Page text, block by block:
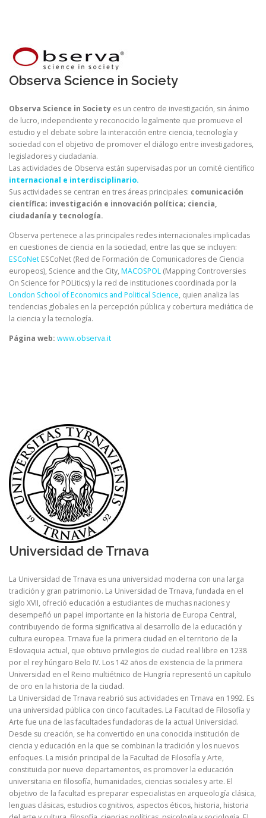
Observa Science in Society
Observa Science in Society es un centro de investigación, sin ánimo
de lucro, independiente y reconocido legalmente que promueve el
estudio y el debate sobre la interacción entre ciencia, tecnología y
sociedad con el objetivo de promover el diálogo entre investigadores,
legisladores y ciudadanía.
Las actividades de Observa están supervisadas por un comité científico
internacional e interdisciplinario.
Sus actividades se centran en tres áreas principales: comunicación
científica; investigación e innovación política; ciencia,
ciudadanía y tecnología.
Observa pertenece a las principales redes internacionales implicadas
en cuestiones de ciencia en la sociedad, entre las que se incluyen:
ESCoNet ESCoNet (Red de Formación de Comunicadores de Ciencia
europeos), Science and the City, MACOSPOL (Mapping Controversies
On Science for POLitics) y la red de instituciones coordinada por la
London School of Economics and Political Science, quien analiza las
tendencias globales en la percepción pública y cobertura mediática de
la ciencia y la tecnología.
Página web: www.observa.it
Universidad de Trnava
La Universidad de Trnava es una universidad moderna con una larga
tradición y gran patrimonio. La Universidad de Trnava, fundada en el
siglo XVII, ofreció educación a estudiantes de muchas naciones y
desempeñó un papel importante en la historia de Europa Central,
contribuyendo de forma significativa al desarrollo de la educación y
cultura europea. Trnava fue la primera ciudad en el territorio de la
Eslovaquia actual, que obtuvo privilegios de ciudad real libre en 1238
por el rey húngaro Belo IV. Los 142 años de existencia de la primera
Universidad en el Reino multiétnico de Hungría representó un capítulo
de oro en la historia de la ciudad.
La Universidad de Trnava reabrió sus actividades en Trnava en 1992. Es
una universidad pública con cinco facultades. La Facultad de Filosofía y
Arte fue una de las facultades fundadoras de la actual Universidad.
Desde su creación, se ha convertido en una conocida institución de
ciencia y educación en la que se combinan la tradición y los nuevos
enfoques. La misión principal de la Facultad de Filosofía y Arte,
constituida por nueve departamentos, es promover la educación
universitaria en filosofía, humanidades, ciencias sociales y arte. El
objetivo de la facultad es preparar especialistas en arqueología clásica,
lenguas clásicas, estudios cognitivos, aspectos éticos, historia, historia